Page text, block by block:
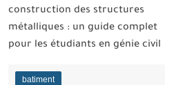
construction des structures
métalliques : un guide complet
pour les étudiants en génie civil
batiment